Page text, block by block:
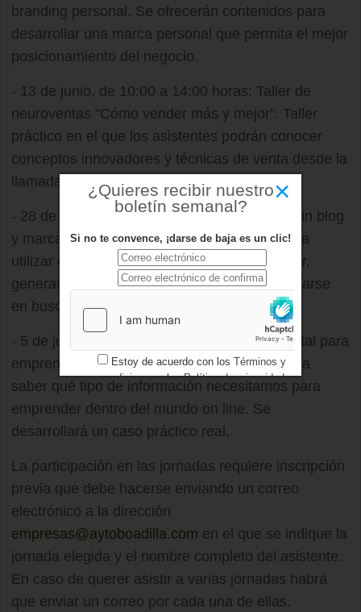
branding personal. Se ofrecerán contenidos para
desarrollar una marca personal que permita el mejor
posicionamiento del negocio.
- 13 de junio, de 10:00 a 14:00 horas: Taller de
neuroventas "Cómo vender más y mejor". Taller
práctico en el que los asistentes podrán conocer
conceptos innovadores y técnicas de venta desde la
llamada "neuroinfluencia".
- 28 de junio, de 10:00 a 13:00 horas: "Crea un blog
y marca la diferencia". Claves para aprender a
utilizar esta herramienta para darse a conocer,
generar tráfico hacia la propia web y posicionarse
en buscadores.
- 5 de julio, de 10:00 a 13:00 horas: Ruta digital para
emprendedores a partir de los 40. Claves para
saber qué tipo de información necesitamos para
emprender dentro del mundo on line. Se
desarrollará un caso práctico real.
La participación en las jornadas requiere inscripción
previa que debe hacerse enviando un correo
electrónico a la dirección
empresas@aytoboadilla.com en el que se indique la
jornada elegida y el nombre completo del asistente.
En caso de querer asistir a varias jornadas habrá
que enviar un correo por cada una de ellas.
×
¿Quieres recibir nuestro
boletín semanal?
Si no te convence, ¡darse de baja es un clic!
Estoy de acuerdo con los Términos y
condicionesy losPolítica de privacidad